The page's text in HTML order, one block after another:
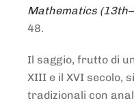
Mathematics
48.
Il saggio, frutto di
XIII e il XVI secolo,
tradizionali con